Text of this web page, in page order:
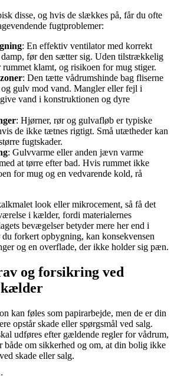
disse, og hvis de slækkes på, får du ofte
fugtproblemer:
: En effektiv ventilator med korrekt
før den sætter sig. Uden tilstrækkelig
klamt, og risikoen for mug stiger.
: Den tætte vådrumshinde bag fliserne
gulv mod vand. Mangler eller fejl i
vand i konstruktionen og dyre
: Hjørner, rør og gulvafløb er typiske
de ikke tætnes rigtigt. Små utætheder kan
fugtskader.
: Gulvvarme eller anden jævn varme
at tørre efter bad. Hvis rummet ikke
for mug og en vedvarende kold, rå
look eller mikrocement, så få det
i kælder, fordi materialernes
bevægelser betyder mere her end i
forkert opbygning, kan konsekvensen
og en overflade, der ikke holder sig pæn.
og forsikring ved
kælder
kan føles som papirarbejde, men de er din
opstår skade eller spørgsmål ved salg.
udføres efter gældende regler for vådrum,
både om sikkerhed og om, at din bolig ikke
skade eller salg.